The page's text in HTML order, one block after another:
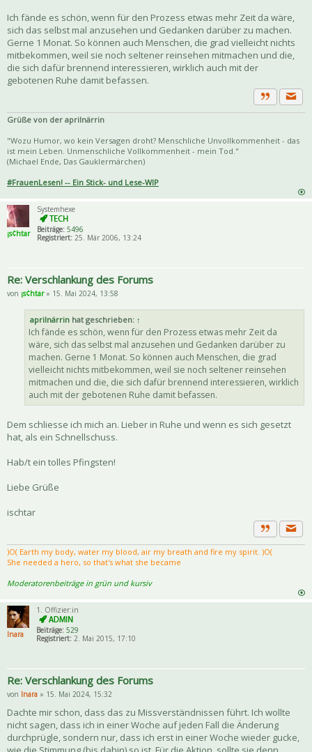
Ich fände es schön, wenn für den Prozess etwas mehr Zeit da wäre,
sich das selbst mal anzusehen und Gedanken darüber zu machen.
Gerne 1 Monat. So können auch Menschen, die grad vielleicht nichts
mitbekommen, weil sie noch seltener reinsehen mitmachen und die,
die sich dafür brennend interessieren, wirklich auch mit der
gebotenen Ruhe damit befassen.
Zitat
Grüße von der aprilnärrin
"Wozu Humor, wo kein Versagen droht? Menschliche Unvollkommenheit - das
ist mein Leben. Unmenschliche Vollkommenheit - mein Tod."
(Michael Ende, Das Gauklermärchen)
#FrauenLesen! -- Ein Stick- und Lese-WIP
¡s¢htar
Systemhexe
Beiträge: 5496
Registriert: 25. Mär 2006, 13:24
Re: Verschlankung des Forums
von ¡s¢htar» 15. Mai 2024, 13:58
aprilnärrin hat geschrieben: ↑
Ich fände es schön, wenn für den Prozess etwas mehr Zeit da
wäre, sich das selbst mal anzusehen und Gedanken darüber zu
machen. Gerne 1 Monat. So können auch Menschen, die grad
vielleicht nichts mitbekommen, weil sie noch seltener reinsehen
mitmachen und die, die sich dafür brennend interessieren, wirklich
auch mit der gebotenen Ruhe damit befassen.
Dem schliesse ich mich an. Lieber in Ruhe und wenn es sich gesetzt
hat, als ein Schnellschuss.
Hab/t ein tolles Pfingsten!
Liebe Grüße
ischtar
Zitat
)Ο( Earth my body, water my blood, air my breath and fire my spirit. )Ο(
She needed a hero, so that's what she became
Moderatorenbeiträge in grün und kursiv
Inara
1. Offizier:in
Beiträge: 529
Registriert: 2. Mai 2015, 17:10
Re: Verschlankung des Forums
von Inara » 15. Mai 2024, 15:32
Dachte mir schon, dass das zu Missverständnissen führt. Ich wollte
nicht sagen, dass ich in einer Woche auf jeden Fall die Änderung
durchprügle, sondern nur, dass ich erst in einer Woche wieder gucke,